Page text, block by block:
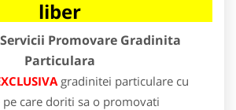
liber
Promovare Gradinita
Particulara
gradinitei particulare cu
care doriti sa o promovati